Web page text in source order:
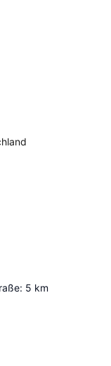
: 5 km